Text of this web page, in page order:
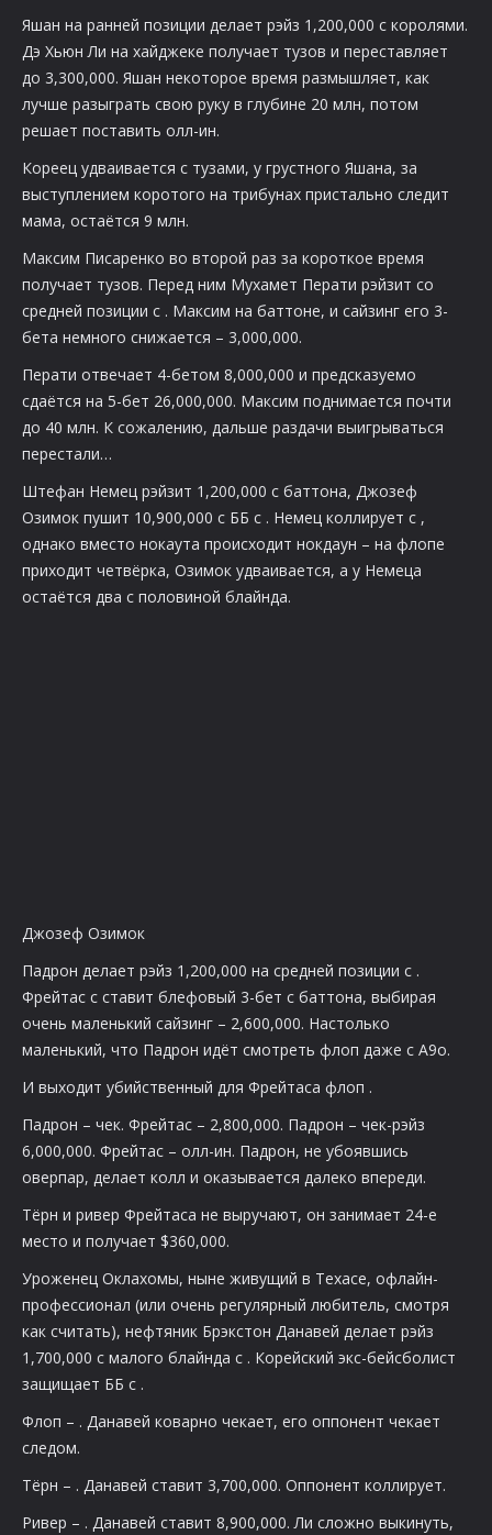
Яшан на ранней позиции делает рэйз 1,200,000 с королями.
Дэ Хьюн Ли на хайджеке получает тузов и переставляет
до 3,300,000. Яшан некоторое время размышляет, как
лучше разыграть свою руку в глубине 20 млн, потом
решает поставить олл-ин.
Кореец удваивается с тузами, у грустного Яшана, за
выступлением коротого на трибунах пристально следит
мама, остаётся 9 млн.
Максим Писаренко во второй раз за короткое время
получает тузов. Перед ним Мухамет Перати рэйзит со
средней позиции с . Максим на баттоне, и сайзинг его 3-
бета немного снижается – 3,000,000.
Перати отвечает 4-бетом 8,000,000 и предсказуемо
сдаётся на 5-бет 26,000,000. Максим поднимается почти
до 40 млн. К сожалению, дальше раздачи выигрываться
перестали…
Штефан Немец рэйзит 1,200,000 с баттона, Джозеф
Озимок пушит 10,900,000 с ББ с . Немец коллирует с ,
однако вместо нокаута происходит нокдаун – на флопе
приходит четвёрка, Озимок удваивается, а у Немеца
остаётся два с половиной блайнда.
Джозеф Озимок
Падрон делает рэйз 1,200,000 на средней позиции с .
Фрейтас с ставит блефовый 3-бет с баттона, выбирая
очень маленький сайзинг – 2,600,000. Настолько
маленький, что Падрон идёт смотреть флоп даже с A9o.
И выходит убийственный для Фрейтаса флоп .
Падрон – чек. Фрейтас – 2,800,000. Падрон – чек-рэйз
6,000,000. Фрейтас – олл-ин. Падрон, не убоявшись
оверпар, делает колл и оказывается далеко впереди.
Тёрн и ривер Фрейтаса не выручают, он занимает 24-е
место и получает $360,000.
Уроженец Оклахомы, ныне живущий в Техасе, офлайн-
профессионал (или очень регулярный любитель, смотря
как считать), нефтяник Брэкстон Данавей делает рэйз
1,700,000 с малого блайнда с . Корейский экс-бейсболист
защищает ББ с .
Флоп – . Данавей коварно чекает, его оппонент чекает
следом.
Тёрн – . Данавей ставит 3,700,000. Оппонент коллирует.
Ривер – . Данавей ставит 8,900,000. Ли сложно выкинуть,